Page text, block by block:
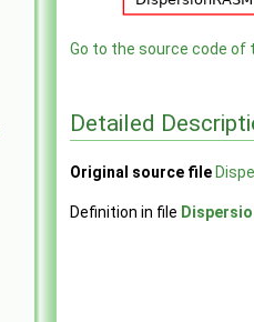
Go to the source code of
Detailed
Original source file
Definition in file